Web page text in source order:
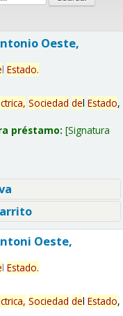
Oeste,
l Estado.
Sociedad del Estado,
préstamo: Signatura
Oeste,
l Estado.
Sociedad del Estado,